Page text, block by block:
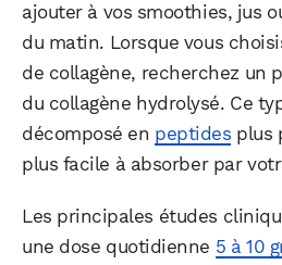
ajouter à vos smoothies, jus
du matin. Lorsque vous
de collagène, recherchez un
du collagène hydrolysé. Ce
décomposé en peptides plus
plus facile à absorber par
Les principales études
une dose quotidienne 5 à 10